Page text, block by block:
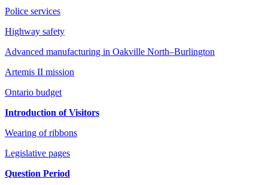
Police services
Highway safety
Advanced manufacturing in Oakville North–Burlington
Artemis II mission
Ontario budget
Introduction of Visitors
Wearing of ribbons
Legislative pages
Question Period